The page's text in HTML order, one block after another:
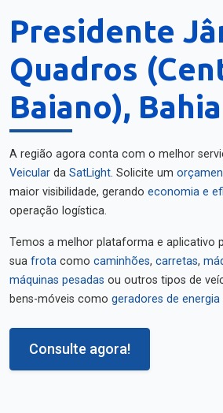
Presidente
Quadros
Baiano), Bahia
A região agora conta com o melhor
Veicular da SatLight. Solicite um
maior visibilidade, gerando economia e
operação logística.
Temos a melhor plataforma e aplicativo
sua frota como caminhões, carretas,
máquinas pesadas ou outros tipos de
bens-móveis como geradores de energia
Consulte agora!